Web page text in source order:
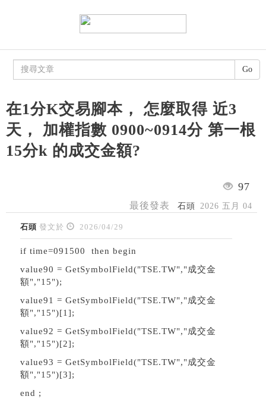
在1分K交易腳本， 怎麼取得 近3
天， 加權指數 0900~0914分 第一根
15分k 的成交金額?
97
最後發表 石頭 2026 五月 04
石頭 發文於 2026/04/29
if time=091500 then begin
value90 = GetSymbolField("TSE.TW","成交金
額","15");
value91 = GetSymbolField("TSE.TW","成交金
額","15")[1];
value92 = GetSymbolField("TSE.TW","成交金
額","15")[2];
value93 = GetSymbolField("TSE.TW","成交金
額","15")[3];
end ;
Go